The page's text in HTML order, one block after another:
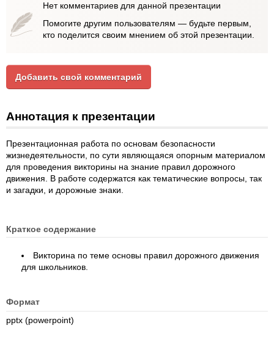
Нет комментариев для данной презентации
Помогите другим пользователям — будьте первым,
кто поделится своим мнением об этой презентации.
Добавить свой комментарий
Аннотация к презентации
Презентационная работа по основам безопасности
жизнедеятельности, по сути являющаяся опорным материалом
для проведения викторины на знание правил дорожного
движения. В работе содержатся как тематические вопросы, так
и загадки, и дорожные знаки.
Краткое содержание
Викторина по теме основы правил дорожного движения
для школьников.
Формат
pptx (powerpoint)